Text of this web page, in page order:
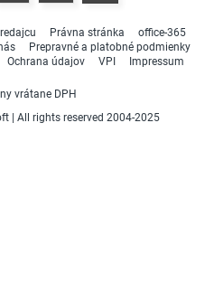
Právna stránka
office-365
Prepravné a platobné podmienky
Ochrana údajov VPI Impressum
vrátane DPH
| All rights reserved 2004-2025